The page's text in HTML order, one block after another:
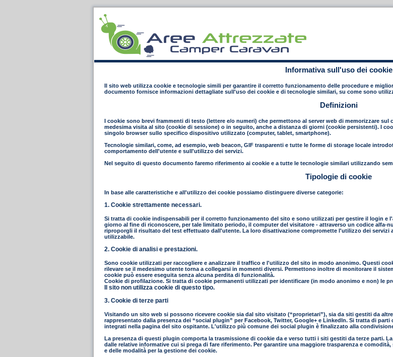
Informativa sull'uso dei cookie
Il sito web utilizza cookie e tecnologie simili per garantire il corretto funzionamento delle procedure e
documento fornisce informazioni dettagliate sull'uso dei cookie e di tecnologie similari, su come sono
Definizioni
I cookie sono brevi frammenti di testo (lettere e/o numeri) che permettono al server web di memorizzare
medesima visita al sito (cookie di sessione) o in seguito, anche a distanza di giorni (cookie persistenti). I
singolo browser sullo specifico dispositivo utilizzato (computer, tablet, smartphone).
Tecnologie similari, come, ad esempio, web beacon, GIF trasparenti e tutte le forme di storage locale
comportamento dell'utente e sull'utilizzo dei servizi.
Nel seguito di questo documento faremo riferimento ai cookie e a tutte le tecnologie similari utilizzando
Tipologie di cookie
In base alle caratteristiche e all'utilizzo dei cookie possiamo distinguere diverse categorie:
1. Cookie strettamente necessari.
Si tratta di cookie indispensabili per il corretto funzionamento del sito e sono utilizzati per gestire il login e
giorno al fine di riconoscere, per tale limitato periodo, il computer del visitatore - attraverso un codice alfa-
riproporgli il risultato del test effettuato dall'utente. La loro disattivazione compromette l'utilizzo dei servizi
utilizzabile.
2. Cookie di analisi e prestazioni.
Sono cookie utilizzati per raccogliere e analizzare il traffico e l'utilizzo del sito in modo anonimo. Questi
rilevare se il medesimo utente torna a collegarsi in momenti diversi. Permettono inoltre di monitorare il
cookie può essere eseguita senza alcuna perdita di funzionalità.
Cookie di profilazione. Si tratta di cookie permanenti utilizzati per identificare (in modo anonimo e non) le
Il sito non utilizza cookie di questo tipo.
3. Cookie di terze parti
Visitando un sito web si possono ricevere cookie sia dal sito visitato (“proprietari”), sia da siti gestiti da
rappresentato dalla presenza dei “social plugin” per Facebook, Twitter, Google+ e LinkedIn. Si tratta di
integrati nella pagina del sito ospitante. L'utilizzo più comune dei social plugin è finalizzato alla
La presenza di questi plugin comporta la trasmissione di cookie da e verso tutti i siti gestiti da terze parti.
dalle relative informative cui si prega di fare riferimento. Per garantire una maggiore trasparenza e
e delle modalità per la gestione dei cookie.